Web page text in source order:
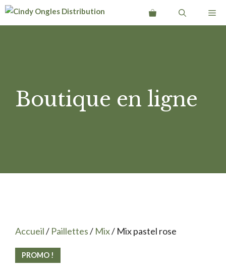
Aller
Boutique en ligne
Accueil/ Paillettes/ Mix/ Mix pastel rose
PROMO !